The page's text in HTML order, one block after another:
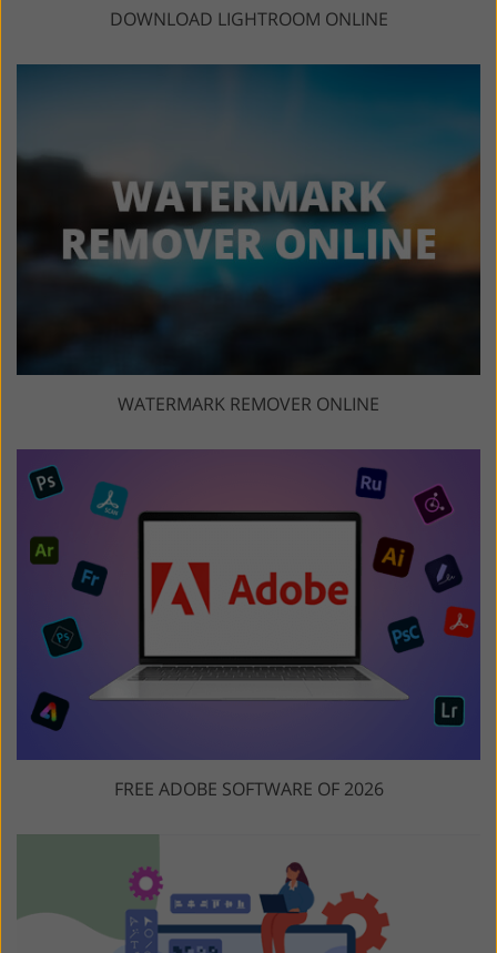
DOWNLOAD LIGHTROOM ONLINE
WATERMARK REMOVER ONLINE
FREE ADOBE SOFTWARE OF 2026